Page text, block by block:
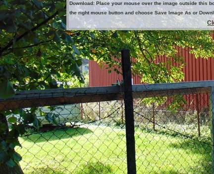
Download: Place your mouse over the image outside this
the right mouse button and choose Save Image As or